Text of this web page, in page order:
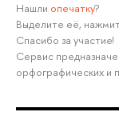
Нашли опечатку?
Выделите её,
Спасибо за участие!
Сервис
орфографических и